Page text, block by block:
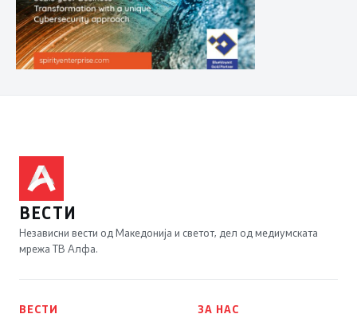
ВЕСТИ
Независни вести од Македонија и светот, дел од медиумската
мрежа ТВ Алфа.
ВЕСТИ ЗА НАС